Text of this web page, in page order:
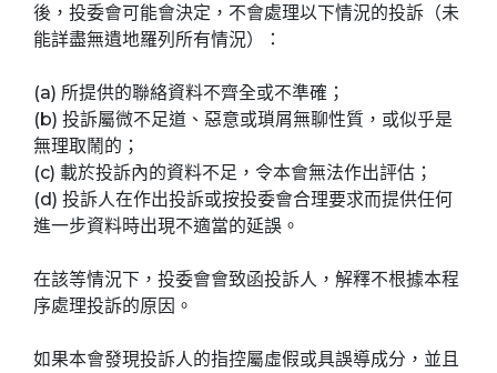
後，投委會可能會決定，不會處理以下情況的投訴（未
能詳盡無遺地羅列所有情況）：
(a) 所提供的聯絡資料不齊全或不準確；
(b) 投訴屬微不足道、惡意或瑣屑無聊性質，或似乎是
無理取鬧的；
(c) 載於投訴內的資料不足，令本會無法作出評估；
(d) 投訴人在作出投訴或按投委會合理要求而提供任何
進一步資料時出現不適當的延誤。
在該等情況下，投委會會致函投訴人，解釋不根據本程
序處理投訴的原因。
如果本會發現投訴人的指控屬虛假或具誤導成分，並且